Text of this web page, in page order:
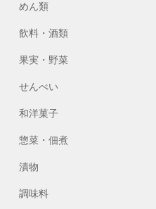
めん類
飲料・酒類
果実・野菜
せんべい
和洋菓子
惣菜・佃煮
漬物
調味料